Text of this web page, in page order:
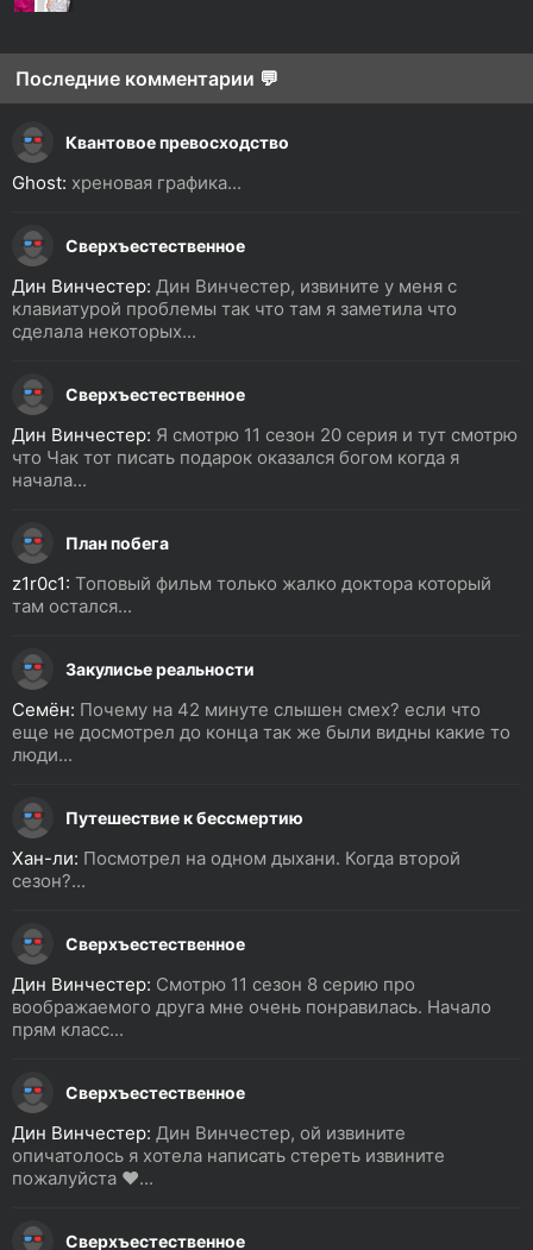
Последние комментарии 💬
Квантовое превосходство
Ghost: хреновая графика...
Сверхъестественное
Дин Винчестер: Дин Винчестер, извините у меня с
клавиатурой проблемы так что там я заметила что
сделала некоторых...
Сверхъестественное
Дин Винчестер: Я смотрю 11 сезон 20 серия и тут смотрю
что Чак тот писать подарок оказался богом когда я
начала...
План побега
z1r0c1: Топовый фильм только жалко доктора который
там остался...
Закулисье реальности
Семён: Почему на 42 минуте слышен смех? если что
еще не досмотрел до конца так же были видны какие то
люди...
Путешествие к бессмертию
Хан-ли: Посмотрел на одном дыхани. Когда второй
сезон?...
Сверхъестественное
Дин Винчестер: Смотрю 11 сезон 8 серию про
воображаемого друга мне очень понравилась. Начало
прям класс...
Сверхъестественное
Дин Винчестер: Дин Винчестер, ой извините
опичатолось я хотела написать стереть извините
пожалуйста ❤️...
Сверхъестественное